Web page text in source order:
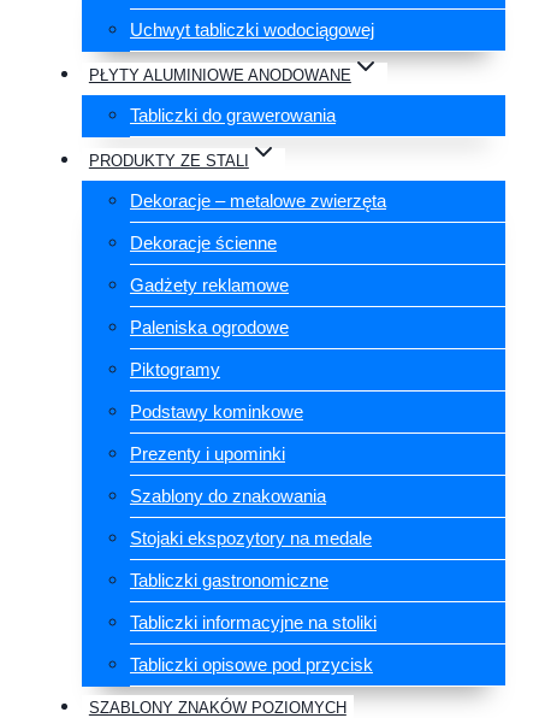
Uchwyt tabliczki wodociągowej
PŁYTY ALUMINIOWE ANODOWANE
Tabliczki do grawerowania
PRODUKTY ZE STALI
Dekoracje – metalowe zwierzęta
Dekoracje ścienne
Gadżety reklamowe
Paleniska ogrodowe
Piktogramy
Podstawy kominkowe
Prezenty i upominki
Szablony do znakowania
Stojaki ekspozytory na medale
Tabliczki gastronomiczne
Tabliczki informacyjne na stoliki
Tabliczki opisowe pod przycisk
SZABLONY ZNAKÓW POZIOMYCH